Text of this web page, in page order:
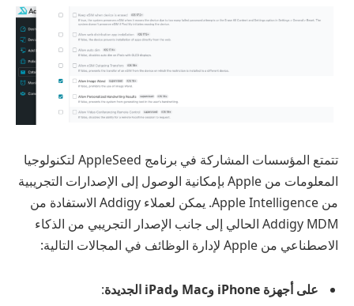
تتمتع المؤسسات المشاركة في برنامج AppleSeed لتكنولوجيا
المعلومات من Apple بإمكانية الوصول إلى الإصدارات التجريبية
من Apple Intelligence. يمكن لعملاء Addigy الاستفادة من
Addigy MDM الحالي إلى جانب الإصدار التجريبي من الذكاء
الاصطناعي من Apple لإدارة الوظائف في المجالات التالية:
على أجهزة iPhone وMac وiPad الجديدة
: